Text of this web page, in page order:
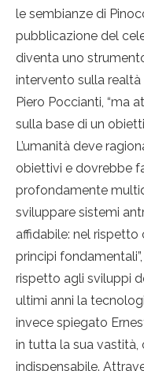
le sembianze di
pubblicazione del
diventa uno
intervento sulla realtà
Piero Poccianti, “ma
sulla base di un
L’umanità deve
obiettivi e dovrebbe
profondamente
sviluppare sistemi
affidabile: nel rispetto
principi
rispetto agli sviluppi
ultimi anni la
invece spiegato
in tutta la sua vastità,
indispensabile.